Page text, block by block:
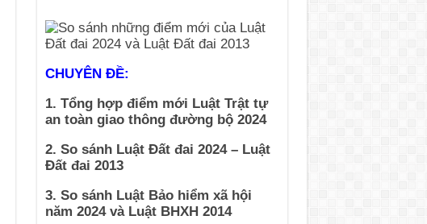
CHUYÊN ĐỀ:
1. Tổng hợp điểm mới Luật Trật tự
an toàn giao thông đường bộ 2024
2. So sánh Luật Đất đai 2024 – Luật
Đất đai 2013
3. So sánh Luật Bảo hiểm xã hội
năm 2024 và Luật BHXH 2014